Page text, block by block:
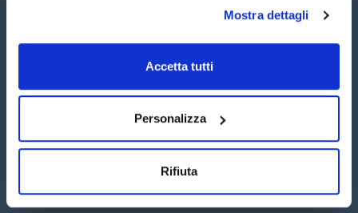
Mostra dettagli
Accetta tutti
Personalizza
Rifiuta
Seguici:
Iscriviti alla Newsletter